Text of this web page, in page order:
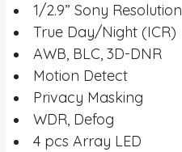
1/2.9” Sony Resolution
True Day/Night (ICR)
AWB, BLC, 3D-DNR
Motion Detect
Privacy Masking
WDR, Defog
4 pcs Array LED